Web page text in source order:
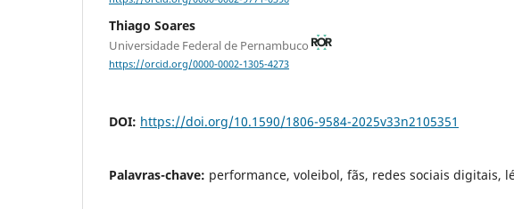
Thiago Soares
Universidade Federal de Pernambuco
https://orcid.org/0000-0002-1305-4273
DOI: https://doi.org/10.1590/1806-9584-2025v33n2105351
Palavras-chave: performance, voleibol, fãs, redes sociais digitais,